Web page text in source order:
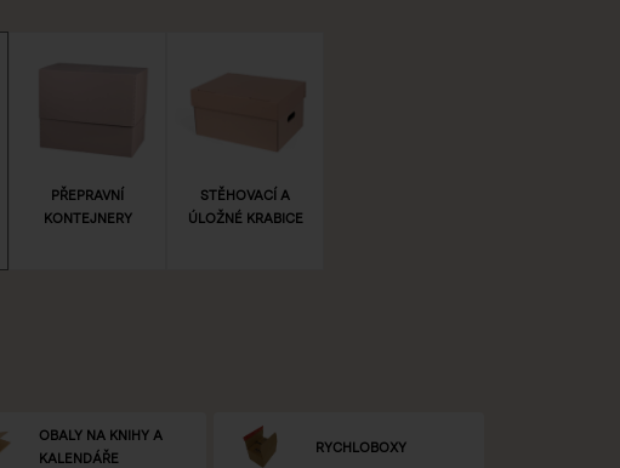
PŘEPRAVNÍ
KONTEJNERY
STĚHOVACÍ A
ÚLOŽNÉ KRABICE
OBALY NA KNIHY A
KALENDÁŘE
RYCHLOBOXY